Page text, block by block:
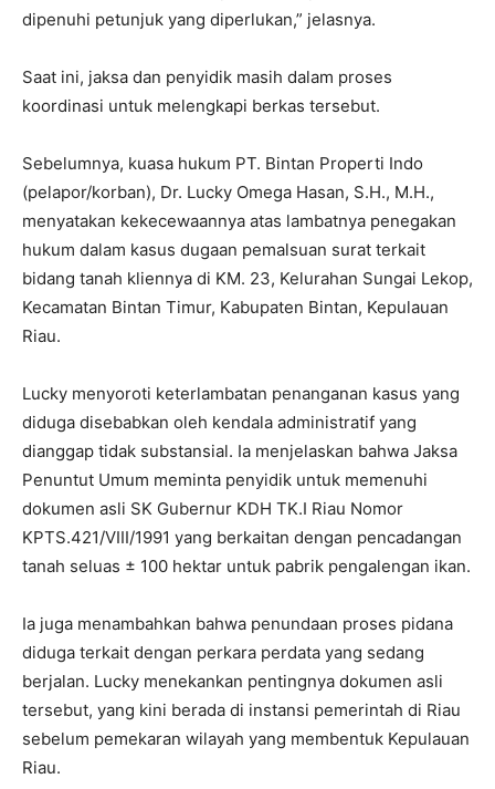
dipenuhi petunjuk yang diperlukan,” jelasnya.
Saat ini, jaksa dan penyidik masih dalam proses
koordinasi untuk melengkapi berkas tersebut.
Sebelumnya, kuasa hukum PT. Bintan Properti Indo
(pelapor/korban), Dr. Lucky Omega Hasan, S.H., M.H.,
menyatakan kekecewaannya atas lambatnya penegakan
hukum dalam kasus dugaan pemalsuan surat terkait
bidang tanah kliennya di KM. 23, Kelurahan Sungai Lekop,
Kecamatan Bintan Timur, Kabupaten Bintan, Kepulauan
Riau.
Lucky menyoroti keterlambatan penanganan kasus yang
diduga disebabkan oleh kendala administratif yang
dianggap tidak substansial. Ia menjelaskan bahwa Jaksa
Penuntut Umum meminta penyidik untuk memenuhi
dokumen asli SK Gubernur KDH TK.I Riau Nomor
KPTS.421/VIII/1991 yang berkaitan dengan pencadangan
tanah seluas ± 100 hektar untuk pabrik pengalengan ikan.
Ia juga menambahkan bahwa penundaan proses pidana
diduga terkait dengan perkara perdata yang sedang
berjalan. Lucky menekankan pentingnya dokumen asli
tersebut, yang kini berada di instansi pemerintah di Riau
sebelum pemekaran wilayah yang membentuk Kepulauan
Riau.